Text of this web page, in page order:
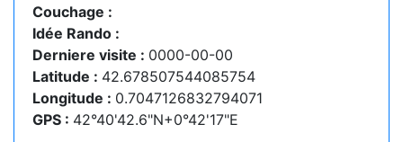
Couchage :
Idée Rando :
Derniere visite : 0000-00-00
Latitude : 42.678507544085754
Longitude : 0.7047126832794071
GPS : 42°40'42.6"N+0°42'17"E